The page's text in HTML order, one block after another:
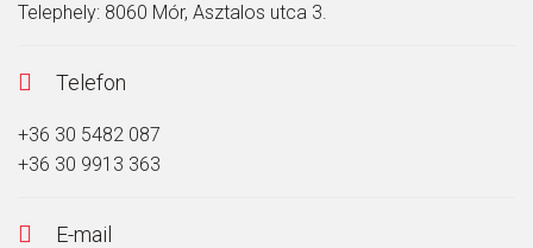
Telephely: 8060 Mór, Asztalos utca 3.
Telefon
+36 30 5482 087
+36 30 9913 363
E-mail